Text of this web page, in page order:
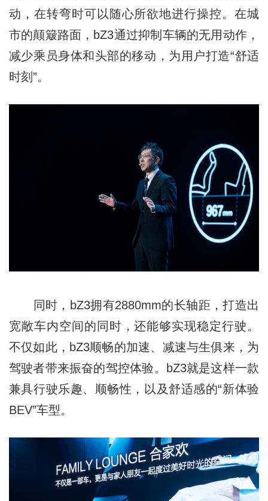
动，在转弯时可以随心所欲地进行操控。在城
市的颠簸路面，bZ3通过抑制⻋辆的⽆⽤动作，
减少乘员身体和头部的移动，为用户打造“舒适
时刻”。
同时，bZ3拥有2880mm的长轴距，打造出
宽敞车内空间的同时，还能够实现稳定行驶。
不仅如此，bZ3顺畅的加速、减速与生俱来，为
驾驶者带来振奋的驾控体验。bZ3就是这样一款
兼具行驶乐趣、顺畅性，以及舒适感的“新体验
BEV”车型。